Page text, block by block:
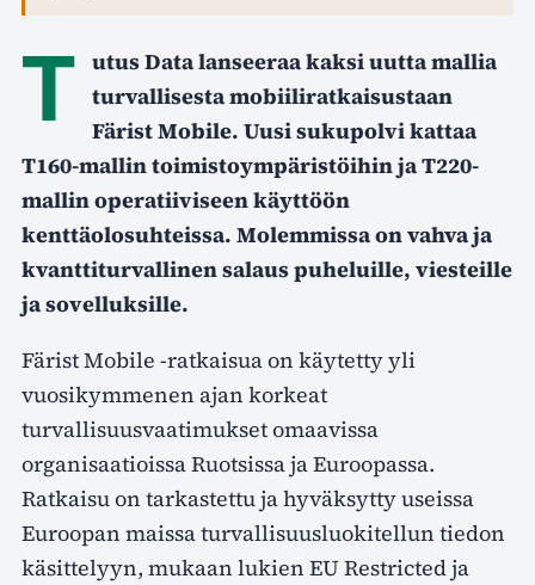
T utus Data lanseeraa kaksi uutta mallia
turvallisesta mobiiliratkaisustaan
Färist Mobile. Uusi sukupolvi kattaa
T160-mallin toimistoympäristöihin ja T220-
mallin operatiiviseen käyttöön
kenttäolosuhteissa. Molemmissa on vahva ja
kvanttiturvallinen salaus puheluille, viesteille
ja sovelluksille.
Färist Mobile -ratkaisua on käytetty yli
vuosikymmenen ajan korkeat
turvallisuusvaatimukset omaavissa
organisaatioissa Ruotsissa ja Euroopassa.
Ratkaisu on tarkastettu ja hyväksytty useissa
Euroopan maissa turvallisuusluokitellun tiedon
käsittelyyn, mukaan lukien EU Restricted ja